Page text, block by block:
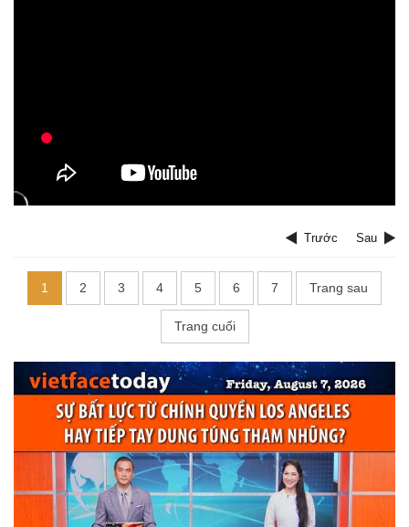
Trước Sau
1 2 3 4 5 6 7 Trang sau
Trang cuối